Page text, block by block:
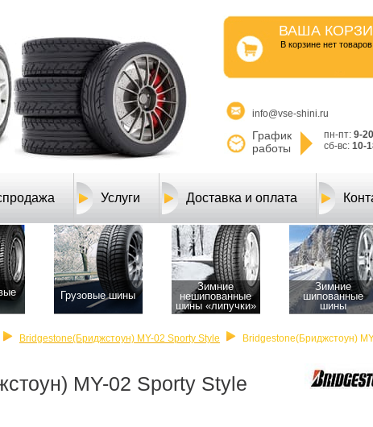
ВАША
B корзине нет товаров
info@vse-shini.ru
График
работы
пн-пт: 9-20
сб-вс: 10-
Услуги Доставка и оплата
Грузовые шины
Зимние
нешипованные
шины «липучки»
Зимние
шипованные
шины
Bridgestone(Бриджстоун) MY-02 Sporty Style
Bridgestone(Бриджстоун)
MY-02 Sporty Style